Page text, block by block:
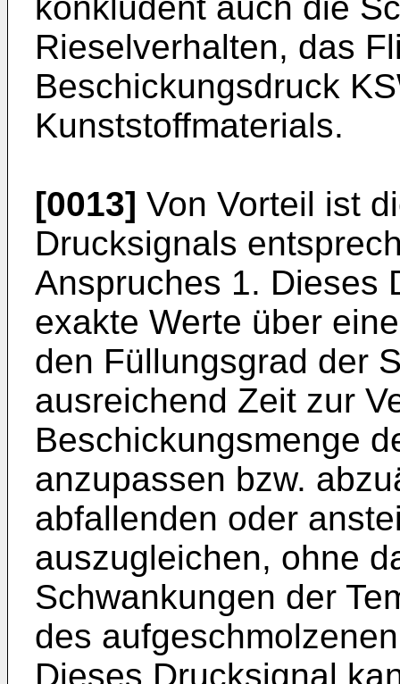
Rieselverhalten, das
Beschickungsdruck
Kunststoffmaterials.
[0013] Von Vorteil ist
Drucksignals
Anspruches 1. Dieses
exakte Werte über
den Füllungsgrad der
ausreichend Zeit zur
Beschickungsmenge
anzupassen bzw.
abfallenden oder
auszugleichen, ohne
Schwankungen der
des
Dieses Drucksignal